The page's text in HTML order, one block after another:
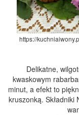
https://
Delikatne,
kwaskowym
minut, a efekt to
kruszonką.